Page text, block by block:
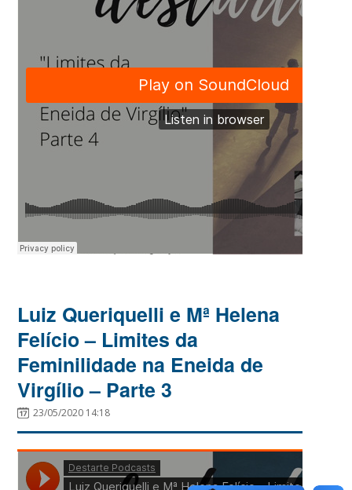
Luiz Queriquelli e Mª Helena
Felício – Limites da
Feminilidade na Eneida de
Virgílio – Parte 3
23/05/2020 14:18